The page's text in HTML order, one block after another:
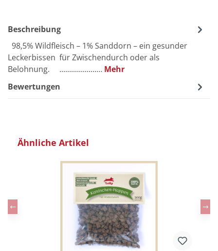
Beschreibung
98,5% Wildfleisch – 1% Sanddorn – ein gesunder
Leckerbissen für Zwischendurch oder als
Belohnung. ...................… Mehr
Bewertungen
Produktgalerie überspringen
Ähnliche Artikel